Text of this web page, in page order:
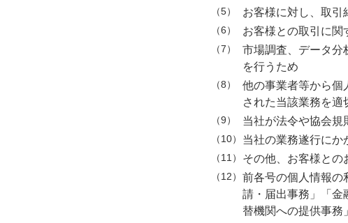
5 お客様に対し、取引
6 お客様との取引に関
7
市場調査、データ分
を行うため
8
他の事業者等から個
された当該業務を適
9 当社が法令や協会規
10 当社の業務遂行にか
11 その他、お客様との
12
前各号の個人情報の
請・届出事務」「金
替機関への提供事務